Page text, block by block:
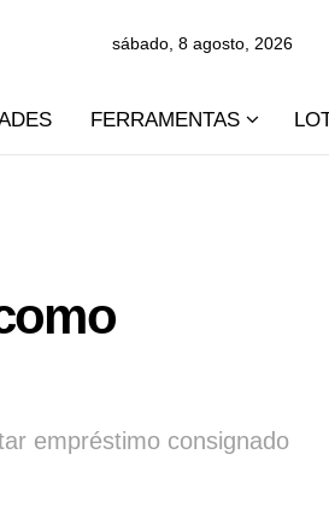
sábado, 8 agosto, 2026
FERRAMENTAS
empréstimo consignado